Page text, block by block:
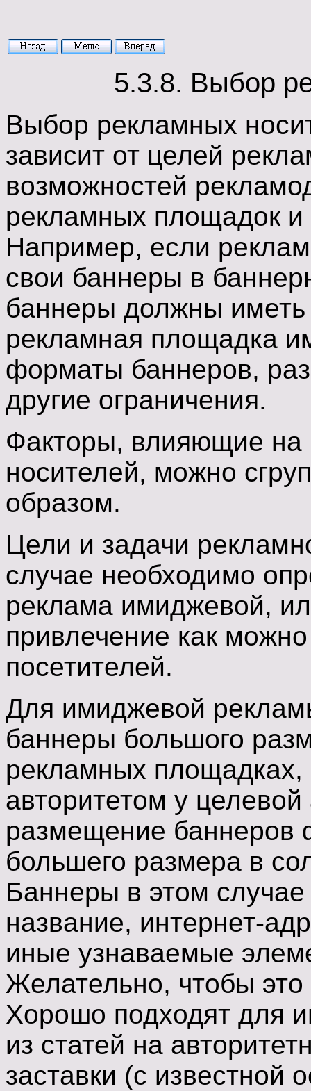
5.3.8. Выбор
Выбор рекламных
зависит от целей
возможностей
рекламных площадок и
Например, если
свои баннеры в
баннеры должны
рекламная площадка
форматы баннеров,
другие ограничения.
Факторы, влияющие
носителей, можно
образом.
Цели и задачи
случае необходимо
реклама имиджевой,
привлечение как
посетителей.
Для имиджевой
баннеры большого
рекламных
авторитетом у
размещение баннеров
большего размера в
Баннеры в этом
название, интернет-
иные узнаваемые
Желательно, чтобы
Хорошо подходят для
из статей на
заставки (с известной